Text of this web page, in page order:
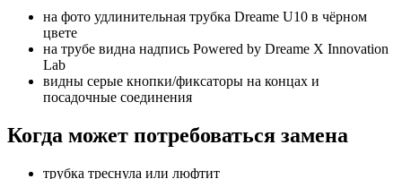
на фото удлинительная трубка Dreame U10 в чёрном
цвете
на трубе видна надпись Powered by Dreame X Innovation
Lab
видны серые кнопки/фиксаторы на концах и
посадочные соединения
Когда может потребоваться замена
трубка треснула или люфтит